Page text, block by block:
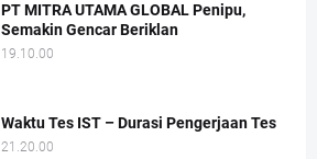
PT MITRA UTAMA GLOBAL Penipu,
Semakin Gencar Beriklan
19.10.00
Waktu Tes IST – Durasi Pengerjaan Tes
21.20.00